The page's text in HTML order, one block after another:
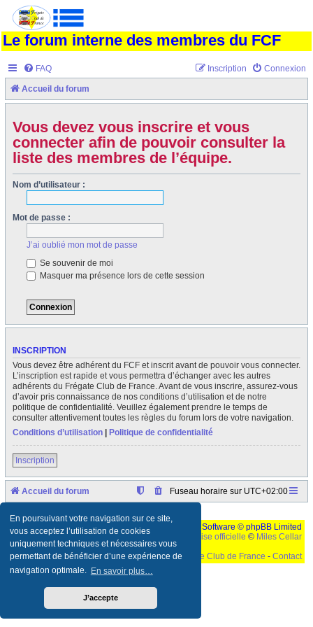
En poursuivant votre navigation sur ce site,
vous acceptez l’utilisation de cookies
uniquement techniques et nécessaires vous
permettant de bénéficier d’une expérience de
navigation optimale. En savoir plus…
J’accepte
Le forum interne des membres du FCF
FAQ Connexion
Inscription
Accueil du forum
Vous devez vous inscrire et vous
connecter afin de pouvoir consulter la
liste des membres de l’équipe.
Nom d’utilisateur :
Mot de passe :
J’ai oublié mon mot de passe
Se souvenir de moi
Masquer ma présence lors de cette session
INSCRIPTION
Vous devez être adhérent du FCF et inscrit avant de pouvoir vous connecter.
L’inscription est rapide et vous permettra d’échanger avec les autres
adhérents du Frégate Club de France. Avant de vous inscrire, assurez-vous
d’avoir pris connaissance de nos conditions d’utilisation et de notre
politique de confidentialité. Veuillez également prendre le temps de
consulter attentivement toutes les règles du forum lors de votre navigation.
Conditions d’utilisation
Politique de confidentialité
Inscription
Accueil du forum Fuseau horaire sur UTC+02:00
Développé parphpBB
® Forum Software © phpBB Limited
Traduction française officielle © Miles Cellar
©Le Frégate Club de France - Contact
Ceci est un texte de remplissage qui n'a pour but que forcer l'elargissement de la div page...
parametres d'affichage pas defaut de votre navigateur" faut bien trouver des paliatifs !